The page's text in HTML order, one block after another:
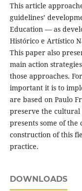
This article
guidelines’
Education — as
Histórico e Artístico
This paper also
main action
those approaches.
important it is to
are based on Paulo
preserve the cultural
presents some of the
construction of this
practice.
DOWNLOADS